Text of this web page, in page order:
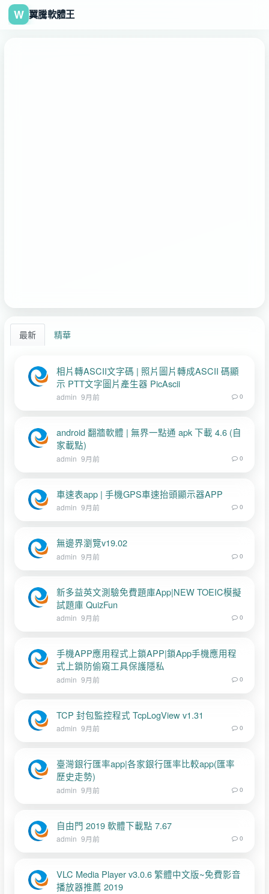
W 翼騰軟體王
最新 精華
相片轉ASCII文字碼 | 照片圖片轉成ASCII 碼顯
示 PTT文字圖片產生器 PicAscii
admin 9月前 0
android 翻牆軟體 | 無界一點通 apk 下載 4.6 (自
家載點)
admin 9月前 0
車速表app | 手機GPS車速抬頭顯示器APP
admin 9月前 0
無邊界瀏覽v19.02
admin 9月前 0
新多益英文測驗免費題庫App|NEW TOEIC模擬
試題庫 QuizFun
admin 9月前 0
手機APP應用程式上鎖APP|鎖App手機應用程
式上鎖防偷窺工具保護隱私
admin 9月前 0
TCP 封包監控程式 TcpLogView v1.31
admin 9月前 0
臺灣銀行匯率app|各家銀行匯率比較app(匯率
歷史走勢)
admin 9月前 0
自由門 2019 軟體下載點 7.67
admin 9月前 0
VLC Media Player v3.0.6 繁體中文版~免費影音
播放器推薦 2019